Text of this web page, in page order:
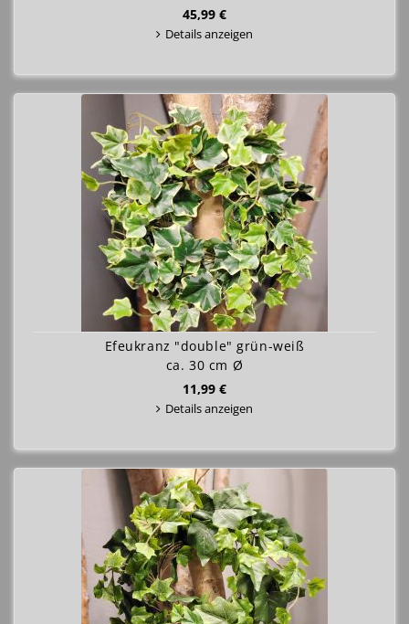
45,99 €
Details anzeigen
Efeukranz "double" grün-weiß
ca. 30 cm Ø
11,99 €
Details anzeigen